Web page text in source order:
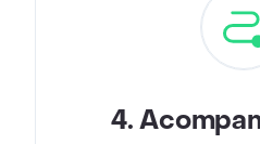
4.